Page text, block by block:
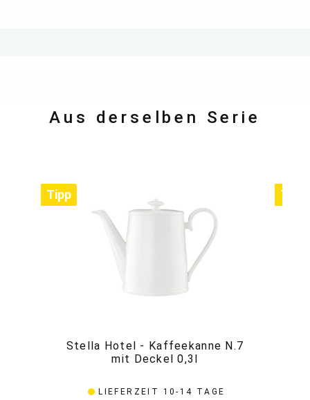
Aus derselben Serie
Tipp
Stella Hotel - Kaffeekanne N.7
mit Deckel 0,3l
LIEFERZEIT 10-14 TAGE
Tipp